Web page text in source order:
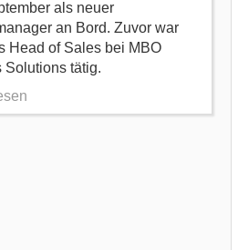
als neuer
an Bord. Zuvor war
Head of Sales bei MBO
Solutions tätig.